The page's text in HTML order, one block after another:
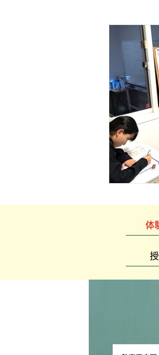
小学生
夏期講習
体